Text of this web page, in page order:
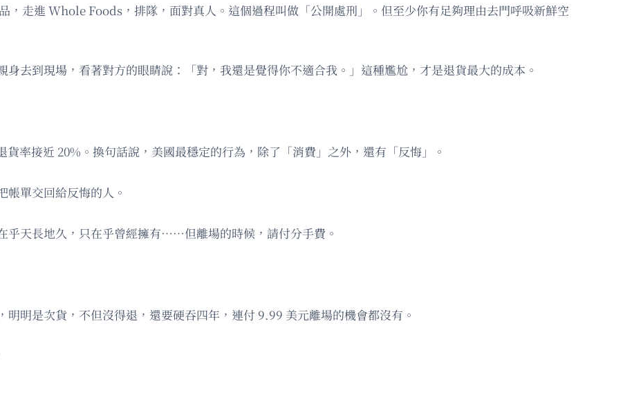
，走進 Whole Foods，排隊，面對真人。這個過程叫做「公開處刑」。但至少你有足夠理由去門呼吸新鮮空
去到現場，看著對方的眼睛說：「對，我還是覺得你不適合我。」這種尷尬，才是退貨最大的成本。
率接近 20%。換句話說，美國最穩定的行為，除了「消費」之外，還有「反悔」。
單交回給反悔的人。
乎天長地久，只在乎曾經擁有……但離場的時候，請付分手費。
明是次貨，不但沒得退，還要硬吞四年，連付 9.99 美元離場的機會都沒有。